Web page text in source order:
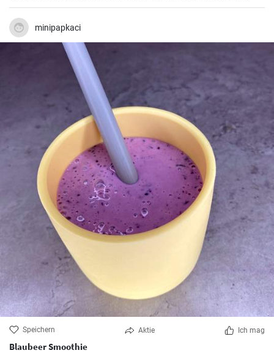
schichten, dazwischen Obst verteilen. Für mindestens 5 Stunden in
den Kühlschrank stellen, bis es fest ist.
minipapkaci
Speichern Aktie Ich mag
Blaubeer Smoothie